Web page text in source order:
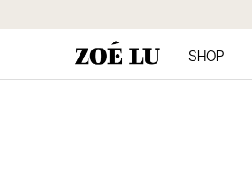
zum
SHOP